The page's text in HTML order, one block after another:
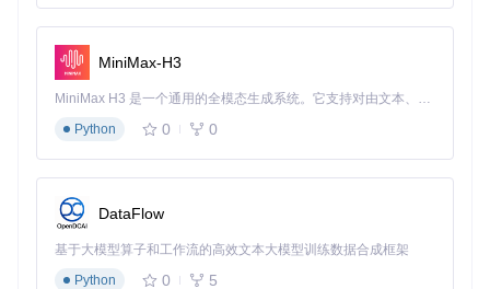
处理技术重新定义了音乐文件的使用权。其核心价值体现在三
个维度：
音频解密工具核心价值示意图
技术自主性：采用纯客户端解密方案，所有文件处理均在本地
浏览器完成，不依赖外部服务器，从根本上保障数据安全与隐
处理自己的音乐文件。
格式兼容性革命
m)、酷狗(.kgm)、虾米(.xm)等12种主流加密格式，输出标准
MP3、FLAC、AAC等通用音频格式，一次性解决跨平台播放
难题。
MiniMax-H3
MiniMax H3 是一个通用的全模态生成系统。它支持对由文本、图像、视频和音频组成的多模态上下文进行统一理解，并能生成分辨率高达 2K、时长可达 15 秒的带原生立体声音频的视频。得益于面向任务泛化的系统设计，H3 在预训练阶段就已具备广泛的多模态上下文理解与生成能力，能够出色地执行复杂的多模态指令。
Python
0 0
DataFlow
基于大模型算子和工作流的高效文本大模型训练数据合成框架
Python
0 5